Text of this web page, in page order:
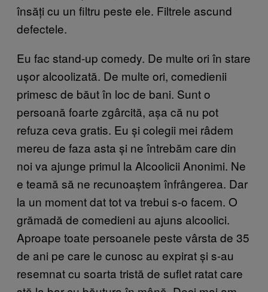
însăți cu un filtru peste ele. Filtrele ascund
defectele.
Eu fac stand-up comedy. De multe ori în stare
ușor alcoolizată. De multe ori, comedienii
primesc de băut în loc de bani. Sunt o
persoană foarte zgârcită, așa că nu pot
refuza ceva gratis. Eu și colegii mei râdem
mereu de faza asta și ne întrebăm care din
noi va ajunge primul la Alcoolicii Anonimi. Ne
e teamă să ne recunoaștem înfrângerea. Dar
la un moment dat tot va trebui s-o facem. O
grămadă de comedieni au ajuns alcoolici.
Aproape toate persoanele peste vârsta de 35
de ani pe care le cunosc au expirat și s-au
resemnat cu soarta tristă de suflet ratat care